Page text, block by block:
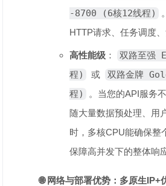
-8700 (6核12线程)
HTTP请求、任务调度
高性能级 ‌：
双路至强
程)
或
双路金牌
程)
。当您的API服务
随大量数据预处理、用
时，多核CPU能确保整
保障高并发下的整体响
🌐 网络与部署优势：多原生IP+